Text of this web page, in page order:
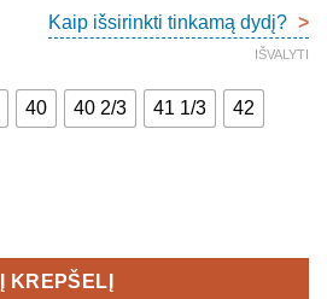
Kaip išsirinkti tinkamą dydį? >
40 40 2/3 41 1/3 42
IŠVALYTI
10 Women's
Į KREPŠELĮ